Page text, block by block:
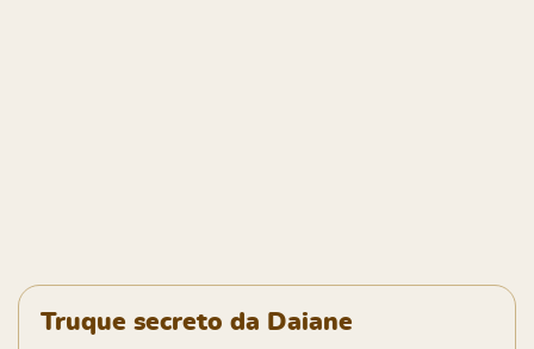
Truque secreto da Daiane